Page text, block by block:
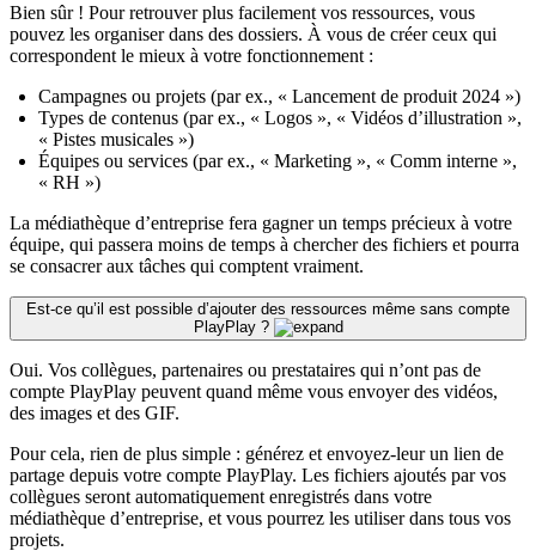
Bien sûr ! Pour retrouver plus facilement vos ressources, vous
pouvez les organiser dans des dossiers. À vous de créer ceux qui
correspondent le mieux à votre fonctionnement :
Campagnes ou projets (par ex., « Lancement de produit 2024 »)
Types de contenus (par ex., « Logos », « Vidéos d’illustration »,
« Pistes musicales »)
Équipes ou services (par ex., « Marketing », « Comm interne »,
« RH »)
La médiathèque d’entreprise fera gagner un temps précieux à votre
équipe, qui passera moins de temps à chercher des fichiers et pourra
se consacrer aux tâches qui comptent vraiment.
Est-ce qu’il est possible d’ajouter des ressources même sans compte
PlayPlay ?
Oui. Vos collègues, partenaires ou prestataires qui n’ont pas de
compte PlayPlay peuvent quand même vous envoyer des vidéos,
des images et des GIF.
Pour cela, rien de plus simple : générez et envoyez-leur un lien de
partage depuis votre compte PlayPlay. Les fichiers ajoutés par vos
collègues seront automatiquement enregistrés dans votre
médiathèque d’entreprise, et vous pourrez les utiliser dans tous vos
projets.